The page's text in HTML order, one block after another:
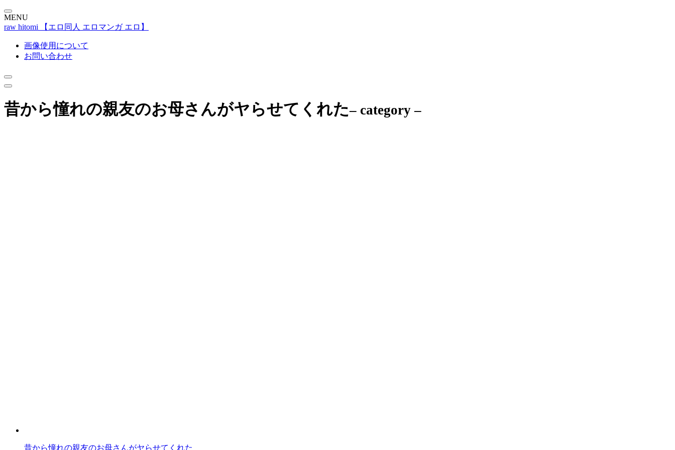
MENU
raw hitomi 【エロ同人 エロマンガ エロ】
画像使用について
お問い合わせ
昔から憧れの親友のお母さんがヤらせてくれた– category –
昔から憧れの親友のお母さんがヤらせてくれた